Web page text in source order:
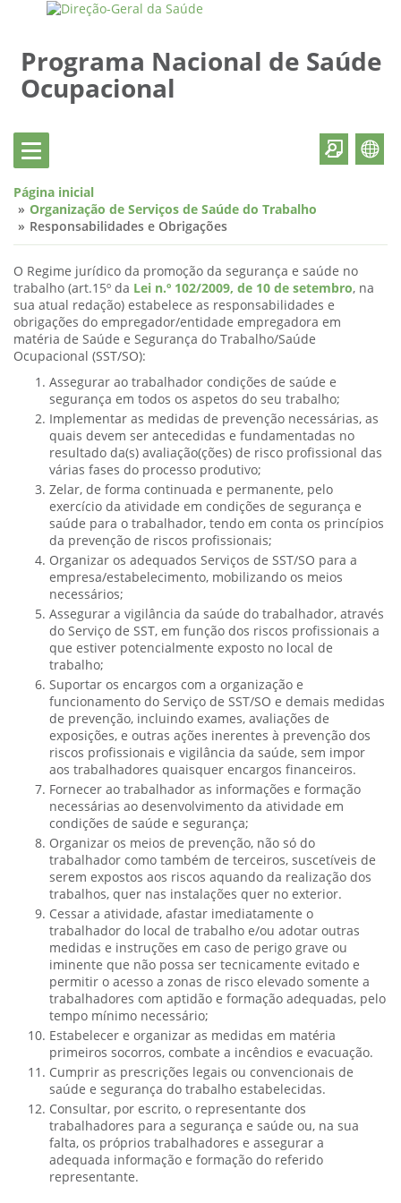
Programa Nacional de Saúde
Ocupacional
Página inicial
Organização de Serviços de Saúde do Trabalho
Responsabilidades e Obrigações
O Regime jurídico da promoção da segurança e saúde no
trabalho (art.15º da Lei n.º 102/2009, de 10 de setembro, na
sua atual redação) estabelece as responsabilidades e
obrigações do empregador/entidade empregadora em
matéria de Saúde e Segurança do Trabalho/Saúde
Ocupacional (SST/SO):
Assegurar ao trabalhador condições de saúde e
segurança em todos os aspetos do seu trabalho;
Implementar as medidas de prevenção necessárias, as
quais devem ser antecedidas e fundamentadas no
resultado da(s) avaliação(ções) de risco profissional das
várias fases do processo produtivo;
Zelar, de forma continuada e permanente, pelo
exercício da atividade em condições de segurança e
saúde para o trabalhador, tendo em conta os princípios
da prevenção de riscos profissionais;
Organizar os adequados Serviços de SST/SO para a
empresa/estabelecimento, mobilizando os meios
necessários;
Assegurar a vigilância da saúde do trabalhador, através
do Serviço de SST, em função dos riscos profissionais a
que estiver potencialmente exposto no local de
trabalho;
Suportar os encargos com a organização e
funcionamento do Serviço de SST/SO e demais medidas
de prevenção, incluindo exames, avaliações de
exposições, e outras ações inerentes à prevenção dos
riscos profissionais e vigilância da saúde, sem impor
aos trabalhadores quaisquer encargos financeiros.
Fornecer ao trabalhador as informações e formação
necessárias ao desenvolvimento da atividade em
condições de saúde e segurança;
Organizar os meios de prevenção, não só do
trabalhador como também de terceiros, suscetíveis de
serem expostos aos riscos aquando da realização dos
trabalhos, quer nas instalações quer no exterior.
Cessar a atividade, afastar imediatamente o
trabalhador do local de trabalho e/ou adotar outras
medidas e instruções em caso de perigo grave ou
iminente que não possa ser tecnicamente evitado e
permitir o acesso a zonas de risco elevado somente a
trabalhadores com aptidão e formação adequadas, pelo
tempo mínimo necessário;
Estabelecer e organizar as medidas em matéria
primeiros socorros, combate a incêndios e evacuação.
Cumprir as prescrições legais ou convencionais de
saúde e segurança do trabalho estabelecidas.
Consultar, por escrito, o representante dos
trabalhadores para a segurança e saúde ou, na sua
falta, os próprios trabalhadores e assegurar a
adequada informação e formação do referido
representante.